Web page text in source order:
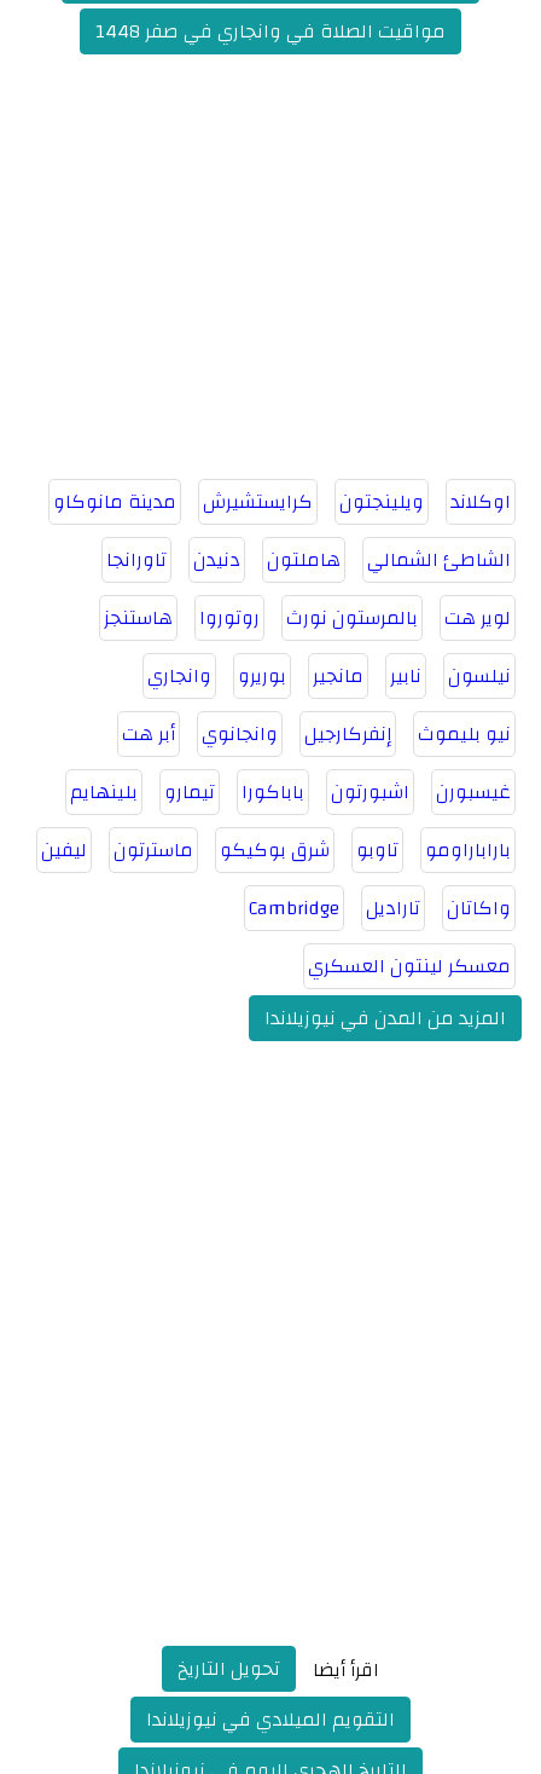
مواقيت الصلاة في وانجاري في صفر 1448
اوكلاند ويلينجتون كرايستشيرش
مدينة مانوكاو
الشاطئ الشمالي
هاملتون دنيدن
تاورانجا
لوير هت
بالمرستون نورث روتوروا
هاستنجز
نيلسون
نابير مانجير بوريرو
وانجاري
نيو بليموث
إنفركارجيل وانجانوي
أبر هت
غيسبورن
اشبورتون باباكورا تيمارو
بلينهايم
باراباراومو
تاوبو شرق بوكيكو ماسترتون
ليفين
واكاتان
تاراديل
Cambridge
معسكر لينتون العسكري
المزيد من المدن في نيوزيلاندا
اقرأ أيضا
تحويل التاريخ
التقويم الميلادي في نيوزيلاندا